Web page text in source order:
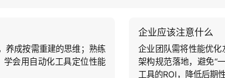
养成按需重建的思维；熟练
会用自动化工具定位性能
企业应该注意什么
企业团队需将性能优
架构规范落地，避免“
工具的ROI，降低后期